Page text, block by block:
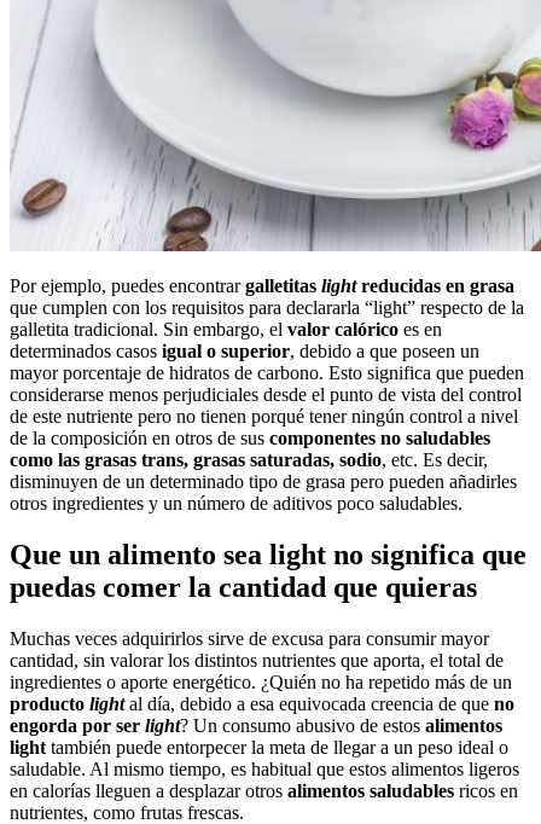
Por ejemplo, puedes encontrargalletitas lightreducidas en grasa
que cumplen con los requisitos para declararla “light” respecto de la
galletita tradicional. Sin embargo, el valor calórico es en
determinados casos igual o superior, debido a que poseen un
mayor porcentaje de hidratos de carbono. Esto significa que pueden
considerarse menos perjudiciales desde el punto de vista del control
de este nutriente pero no tienen porqué tener ningún control a nivel
de la composición en otros de sus componentes no saludables
como las grasas trans, grasas saturadas, sodio, etc. Es decir,
disminuyen de un determinado tipo de grasa pero pueden añadirles
otros ingredientes y un número de aditivos poco saludables.
Que un alimento sea light no significa que
puedas comer la cantidad que quieras
Muchas veces adquirirlos sirve de excusa para consumir mayor
cantidad, sin valorar los distintos nutrientes que aporta, el total de
ingredientes o aporte energético. ¿Quién no ha repetido más de un
producto light al día, debido a esa equivocada creencia de que no
engorda por ser light? Un consumo abusivo de estos alimentos
light también puede entorpecer la meta de llegar a un peso ideal o
saludable. Al mismo tiempo, es habitual que estos alimentos ligeros
en calorías lleguen a desplazar otros alimentos saludables ricos en
nutrientes, como frutas frescas.